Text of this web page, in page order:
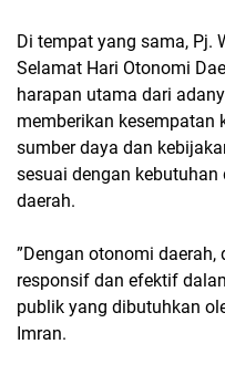
Di tempat yang sama, Pj.
Selamat Hari Otonomi
harapan utama dari
memberikan kesempatan
sumber daya dan
sesuai dengan
daerah.
”Dengan otonomi
responsif dan efektif
publik yang dibutuhkan
Imran.